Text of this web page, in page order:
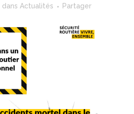
dans Actualités Partager